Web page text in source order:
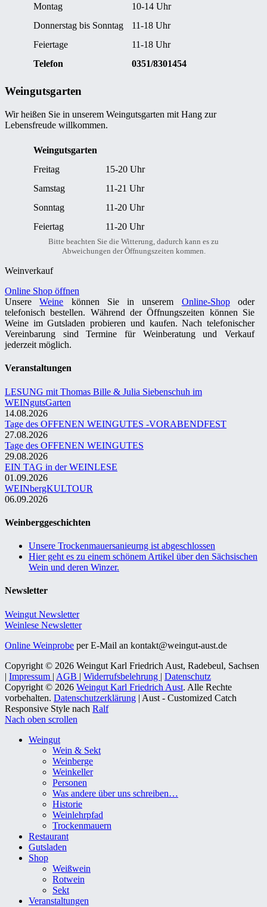
Montag
10-14 Uhr
Donnerstag bis Sonntag
11-18 Uhr
Feiertage
11-18 Uhr
Telefon
0351/8301454
Weingutsgarten
Wir heißen Sie in unserem Weingutsgarten mit Hang zur
Lebensfreude willkommen.
Weingutsgarten
Freitag
15-20 Uhr
Samstag
11-21 Uhr
Sonntag
11-20 Uhr
Feiertag
11-20 Uhr
Bitte beachten Sie die Witterung, dadurch kann es zu
Abweichungen der Öffnungszeiten kommen.
Weinverkauf
Online Shop öffnen
UnsereWeine können Sie in unserem Online-Shopoder
telefonisch bestellen. Während der Öffnungszeiten können Sie
Weine im Gutsladen probieren und kaufen. Nach telefonischer
Vereinbarung sind Termine für Weinberatung und Verkauf
jederzeit möglich.
Veranstaltungen
LESUNG mit Thomas Bille & Julia Siebenschuh im
WEINgutsGarten
14.08.2026
Tage des OFFENEN WEINGUTES -VORABENDFEST
27.08.2026
Tage des OFFENEN WEINGUTES
29.08.2026
EIN TAG in der WEINLESE
01.09.2026
WEINbergKULTOUR
06.09.2026
Weinberggeschichten
Unsere Trockenmauersanieurng ist abgeschlossen
Hier geht es zu einem schönem Artikel über den Sächsischen
Wein und deren Winzer.
Newsletter
Weingut Newsletter
Weinlese Newsletter
Online Weinprobe per E-Mail an kontakt@weingut-aust.de
Copyright © 2026 Weingut Karl Friedrich Aust, Radebeul, Sachsen
| Impressum | AGB | Widerrufsbelehrung | Datenschutz
Copyright © 2026 Weingut Karl Friedrich Aust. Alle Rechte
vorbehalten. Datenschutzerklärung | Aust - Customized Catch
Responsive Style nach Ralf
Nach oben scrollen
Weingut
Wein & Sekt
Weinberge
Weinkeller
Personen
Was andere über uns schreiben…
Historie
Weinlehrpfad
Trockenmauern
Restaurant
Gutsladen
Shop
Weißwein
Rotwein
Sekt
Veranstaltungen